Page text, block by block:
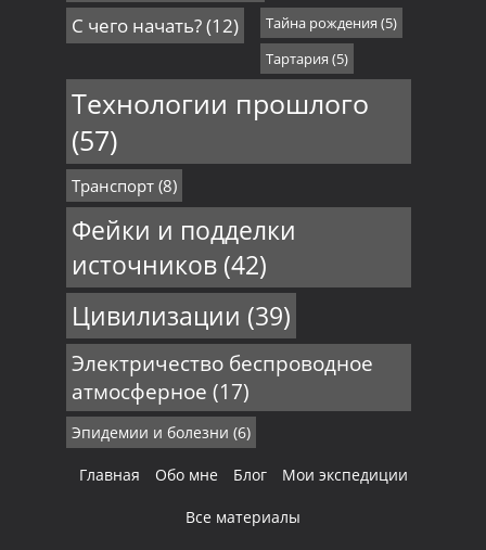
С чего начать?(12) Тайна рождения (5)
Тартария (5)
Технологии прошлого
(57)
Транспорт(8)
Фейки и подделки
источников(42)
Цивилизации (39)
Электричество беспроводное
атмосферное (17)
Эпидемии и болезни (6)
Главная Обо мне Блог Мои экспедиции
Все материалы